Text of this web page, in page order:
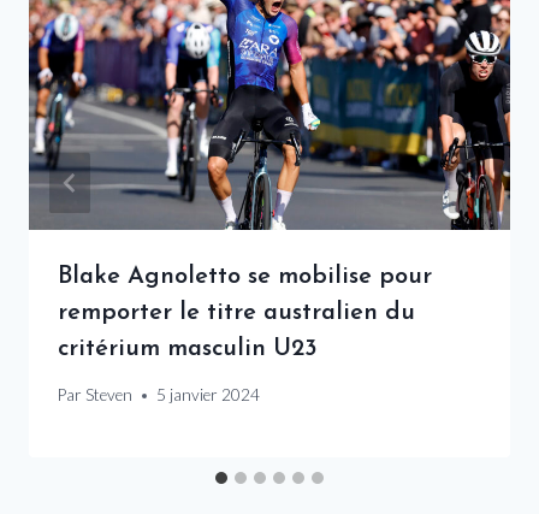
Blake Agnoletto se mobilise pour
remporter le titre australien du
critérium masculin U23
Par Steven 5 janvier 2024